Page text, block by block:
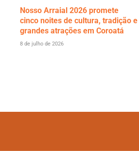
Nosso Arraial 2026 promete
cinco noites de cultura, tradição e
grandes atrações em Coroatá
8 de julho de 2026